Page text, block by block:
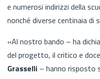
e numerosi indirizzi della
nonché diver­se centinaia di
«Al nostro bando – ha
del progetto, il critico e
Grasselli – hanno risposto